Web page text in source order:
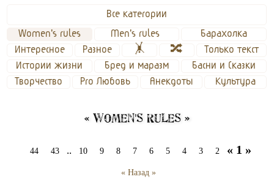
Все категории
Women's rules
Men's rules
Барахолка
Интересное
Разное 🤸 🔀
Только текст
Истории жизни
Бред и маразм
Басни и Сказки
Творчество
Pro Любовь Анекдоты Культура
« Women's rules »
44 43 .. 10 9 8 7 6 5 4 3 2 « 1 »
« Назад »